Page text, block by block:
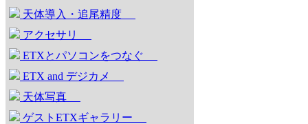
天体導入・追尾精度
アクセサリ
ETXとパソコンをつなぐ
ETX and デジカメ
天体写真
ゲストETXギャラリー